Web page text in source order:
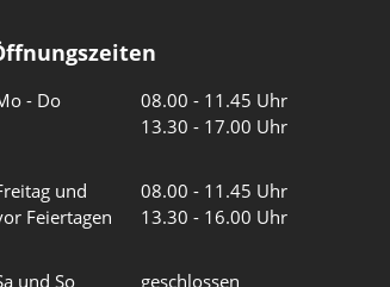
- Do
08.00 - 11.45 Uhr
13.30 - 17.00 Uhr
und
Feiertagen
08.00 - 11.45 Uhr
13.30 - 16.00 Uhr
und So geschlossen